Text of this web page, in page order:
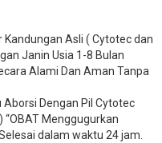
Asli ( Cytotec dan
Janin Usia 1-8 Bulan
Alami Dan Aman Tanpa
Dengan Pil Cytotec
Menggugurkan
dalam waktu 24 jam.